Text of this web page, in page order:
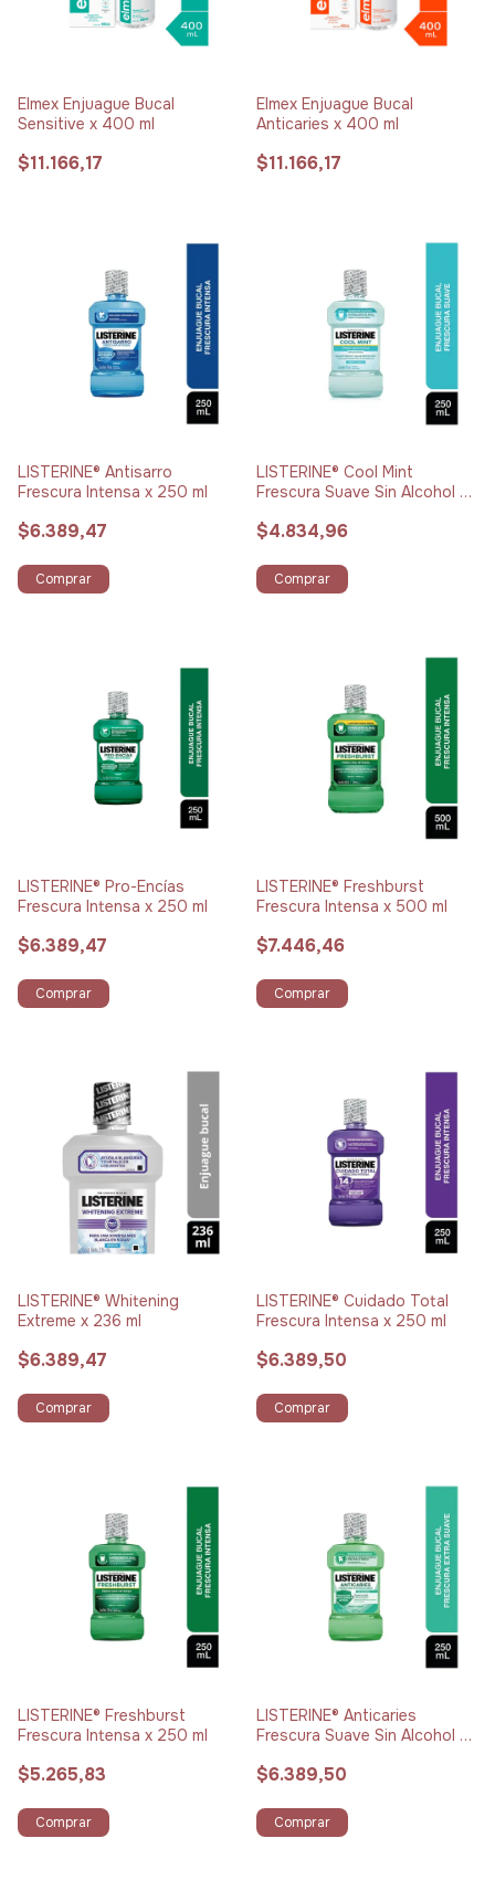
Elmex Enjuague Bucal
Sensitive x 400 ml
$11.166,17
Elmex Enjuague Bucal
Anticaries x 400 ml
$11.166,17
LISTERINE® Antisarro
Frescura Intensa x 250 ml
$6.389,47
Comprar
LISTERINE® Cool Mint
Frescura Suave Sin Alcohol x
$4.834,96
Comprar
LISTERINE® Pro-Encías
Frescura Intensa x 250 ml
$6.389,47
Comprar
LISTERINE® Freshburst
Frescura Intensa x 500 ml
$7.446,46
Comprar
LISTERINE® Whitening
Extreme x 236 ml
$6.389,47
Comprar
LISTERINE® Cuidado Total
Frescura Intensa x 250 ml
$6.389,50
Comprar
LISTERINE® Freshburst
Frescura Intensa x 250 ml
$5.265,83
Comprar
LISTERINE® Anticaries
Frescura Suave Sin Alcohol x
$6.389,50
Comprar